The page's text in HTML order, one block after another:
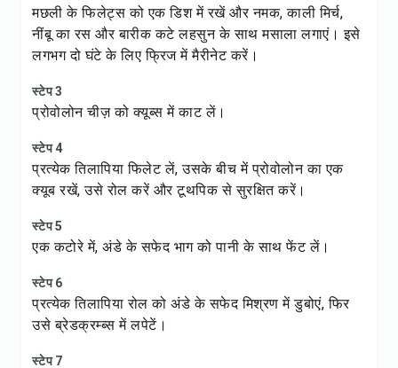
मछली के फिलेट्स को एक डिश में रखें और नमक, काली मिर्च,
नींबू का रस और बारीक कटे लहसुन के साथ मसाला लगाएं। इसे
लगभग दो घंटे के लिए फ्रिज में मैरीनेट करें।
स्टेप 3
प्रोवोलोन चीज़ को क्यूब्स में काट लें।
स्टेप 4
प्रत्येक तिलापिया फिलेट लें, उसके बीच में प्रोवोलोन का एक
क्यूब रखें, उसे रोल करें और टूथपिक से सुरक्षित करें।
स्टेप 5
एक कटोरे में, अंडे के सफेद भाग को पानी के साथ फेंट लें।
स्टेप 6
प्रत्येक तिलापिया रोल को अंडे के सफेद मिश्रण में डुबोएं, फिर
उसे ब्रेडक्रम्ब्स में लपेटें।
स्टेप 7